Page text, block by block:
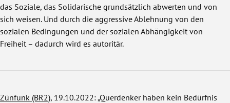
das Soziale, das Solidarische grundsätzlich abwerten und von
sich weisen. Und durch die aggressive Ablehnung von den
sozialen Bedingungen und der sozialen Abhängigkeit von
Freiheit – dadurch wird es autoritär.
Zünfunk (BR2), 19.10.2022: „Querdenker haben kein Bedürfnis